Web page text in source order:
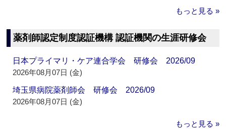
もっと見る »
薬剤師認定制度認証機構 認証機関の生涯研修会
日本プライマリ・ケア連合学会 研修会 2026/09
2026年08月07日 (金)
埼玉県病院薬剤師会 研修会 2026/09
2026年08月07日 (金)
もっと見る »